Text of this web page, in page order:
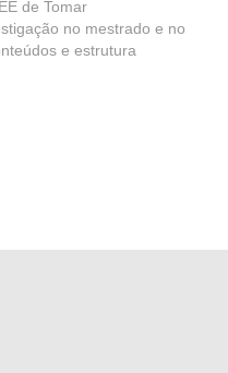
de Tomar
no mestrado e no
e estrutura